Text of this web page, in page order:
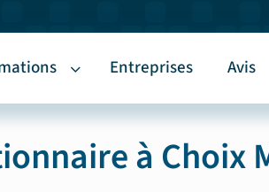
Entreprises Avis
à